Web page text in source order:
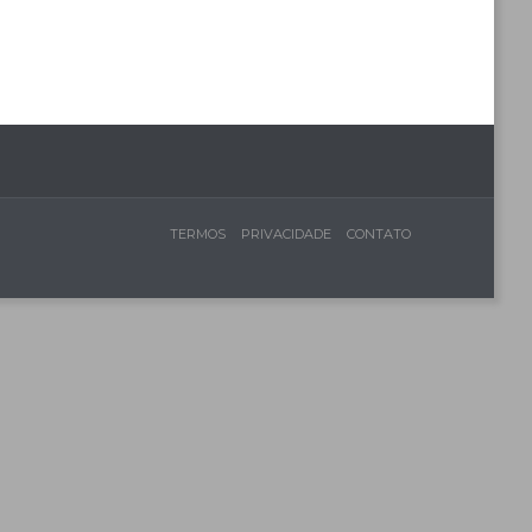
TERMOS PRIVACIDADE CONTATO